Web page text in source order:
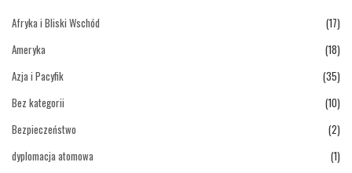
Afryka i Bliski Wschód
(17)
Ameryka
(18)
Azja i Pacyfik
(35)
Bez kategorii
(10)
Bezpieczeństwo
(2)
dyplomacja atomowa
(1)